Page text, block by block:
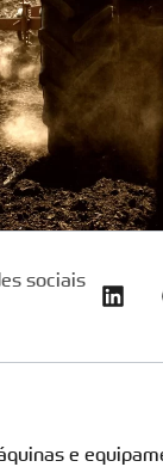
sociais
e